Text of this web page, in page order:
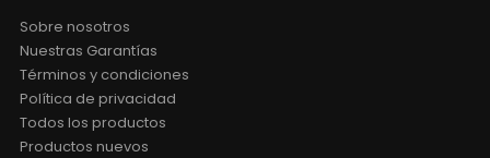
Sobre nosotros
Nuestras Garantías
Términos y condiciones
Política de privacidad
Todos los productos
Productos nuevos